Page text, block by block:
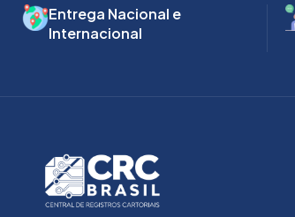
Entrega Nacional e
Internacional